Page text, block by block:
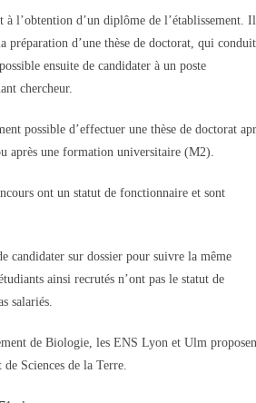
à l’obtention d’un diplôme de l’établissement. Il
préparation d’une thèse de doctorat, qui conduit
ensuite de candidater à un poste
chercheur.
possible d’effectuer une thèse de doctorat
après une formation universitaire (M2).
ont un statut de fonctionnaire et sont
candidater sur dossier pour suivre la même
ainsi recrutés n’ont pas le statut de
salariés.
de Biologie, les ENS Lyon et Ulm
Sciences de la Terre.